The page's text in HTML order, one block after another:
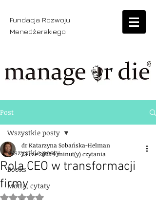
Fundacja Rozwoju
Menedżerskiego
Post
Wszystkie posty
Books
Motta, cytaty
Wszystkie posty
Rola CEO w transformacji
firmy
dr Katarzyna Sobańska-Helman
23 cze 20229 minut(y) czytania
Oceniono na NaN z 5 gwiazdek.